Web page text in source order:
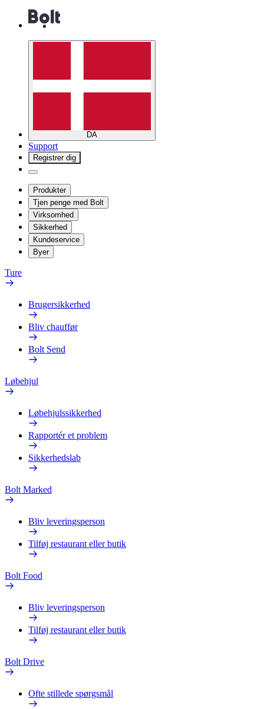
DA
Support
Registrer dig
Produkter
Tjen penge med Bolt
Virksomhed
Sikkerhed
Kundeservice
Byer
Ture
Brugersikkerhed
Bliv chauffør
Bolt Send
Løbehjul
Løbehjulssikkerhed
Rapportér et problem
Sikkerhedslab
Bolt Marked
Bliv leveringsperson
Tilføj restaurant eller butik
Bolt Food
Bliv leveringsperson
Tilføj restaurant eller butik
Bolt Drive
Ofte stillede spørgsmål